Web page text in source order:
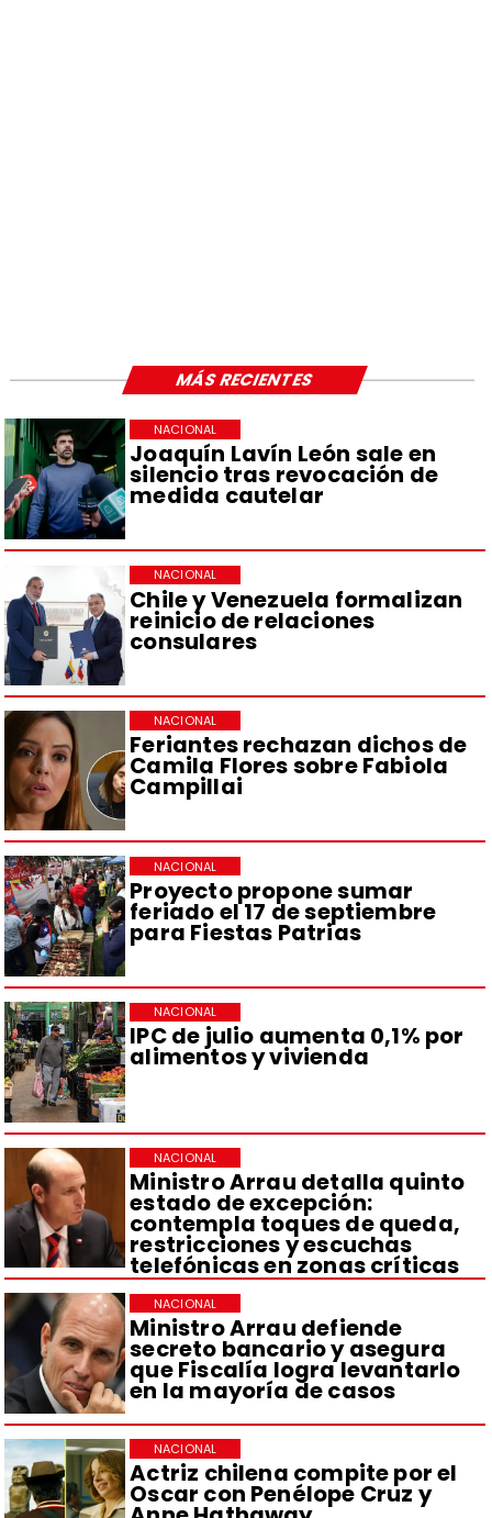
Joaquín Lavín León sale en
silencio tras revocación de
medida cautelar
NACIONAL
Chile y Venezuela formalizan
reinicio de relaciones
consulares
NACIONAL
Feriantes rechazan dichos de
Camila Flores sobre Fabiola
Campillai
NACIONAL
Proyecto propone sumar
feriado el 17 de septiembre
para Fiestas Patrias
NACIONAL
IPC de julio aumenta 0,1% por
alimentos y vivienda
NACIONAL
Ministro Arrau detalla quinto
estado de excepción:
contempla toques de queda,
restricciones y escuchas
telefónicas en zonas críticas
NACIONAL
Ministro Arrau defiende
secreto bancario y asegura
que Fiscalía logra levantarlo
en la mayoría de casos
NACIONAL
Actriz chilena compite por el
Oscar con Penélope Cruz y
NACIONAL
MÁS RECIENTES